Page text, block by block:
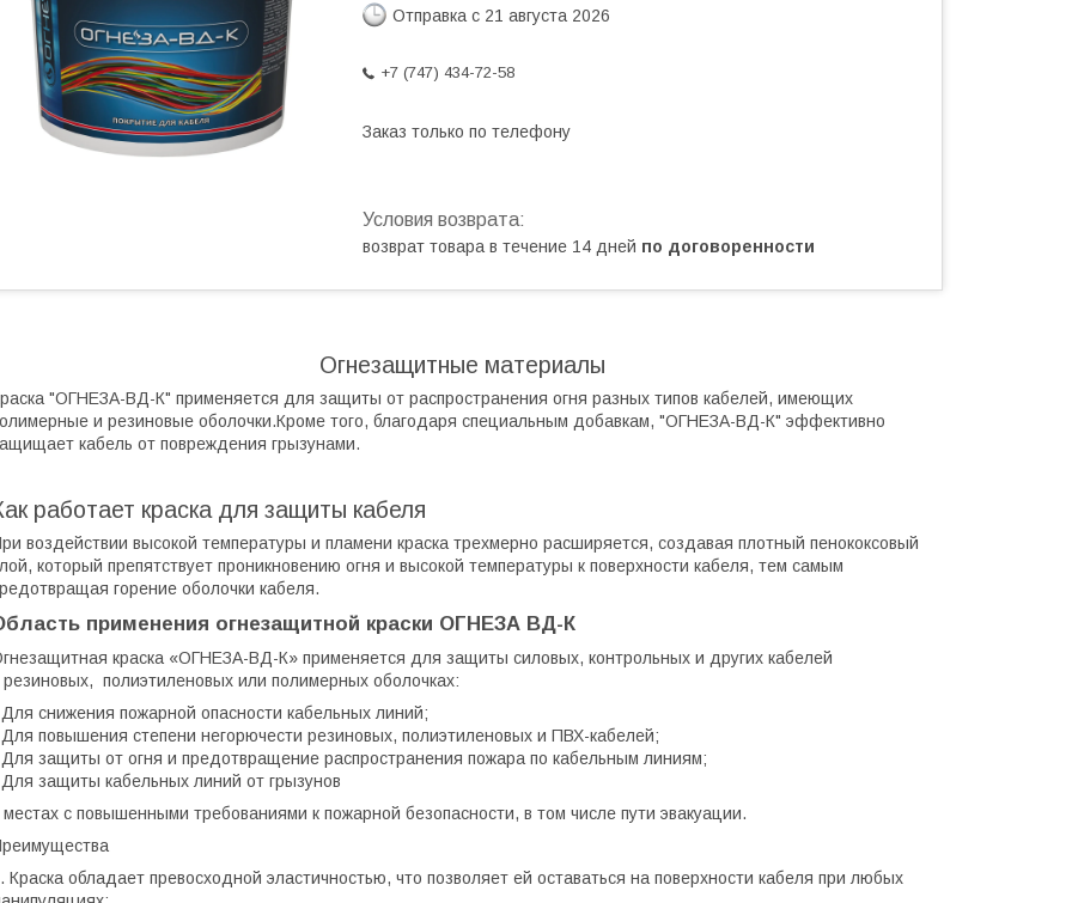
Отправка с 21 августа 2026
+7 (747) 434-72-58
Заказ только по телефону
возврат товара в течение 14 дней по договоренности
Огнезащитные материалы
"ОГНЕЗА-ВД-К" применяется для защиты от распространения огня разных типов кабелей, имеющих
и резиновые оболочки.Кроме того, благодаря специальным добавкам, "ОГНЕЗА-ВД-К" эффективно
кабель от повреждения грызунами.
работает краска для защиты кабеля
воздействии высокой температуры и пламени краска трехмерно расширяется, создавая плотный пенококсовый
который препятствует проникновению огня и высокой температуры к поверхности кабеля, тем самым
горение оболочки кабеля.
применения огнезащитной краски ОГНЕЗА ВД-К
краска «ОГНЕЗА-ВД-К» применяется для защиты силовых, контрольных и других кабелей
резиновых, полиэтиленовых или полимерных оболочках:
снижения пожарной опасности кабельных линий;
повышения степени негорючести резиновых, полиэтиленовых и ПВХ-кабелей;
защиты от огня и предотвращение распространения пожара по кабельным линиям;
защиты кабельных линий от грызунов
местах с повышенными требованиями к пожарной безопасности, в том числе пути эвакуации.
Краска обладает превосходной эластичностью, что позволяет ей оставаться на поверхности кабеля при любых